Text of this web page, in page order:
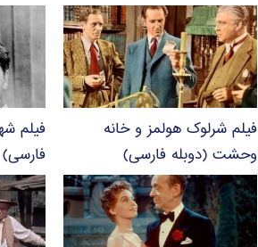
فیلم شرلوک هولمز و خانه
وحشت (دوبله فارسی)
فیلم
فارسی)